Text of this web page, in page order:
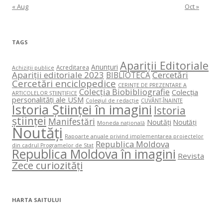
« Aug Oct »
TAGS
Achiziții publice Acreditarea Anunțuri Apariții Editoriale
Apariții editoriale 2023 BIBLIOTECACercetări
Cercetări enciclopedice CERINŢE DE PREZENTARE A
ARTICOLELOR ŞTIINŢIFICE Colecția Biobibliografie Colecția
personalități ale USM Colegiul de redacție CUVÂNT-ÎNAINTE
Istoria Științei în imagini Istoria
științei Manifestări Moneda națională Noutăți Noutăți
Noutăți Rapoarte anuale privind implementarea proiectelor
din cadrul Programelor de Stat Republica Moldova
Republica Moldova în imagini Revista
Zece curiozități
HARTA SAITULUI